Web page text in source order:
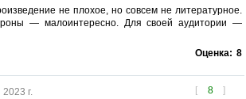
не плохое, но совсем не литературное.
— малоинтересно. Для своей аудитории —
Оценка: 8
[ 8 ]
г.